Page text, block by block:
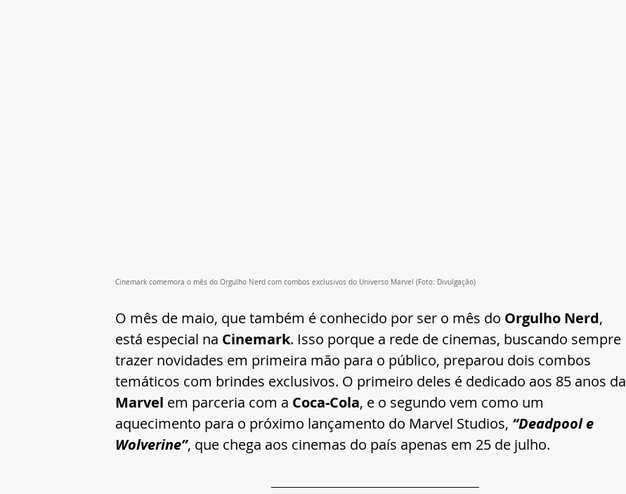
Cinemark comemora o mês do Orgulho Nerd com combos exclusivos do Universo Marvel (Foto: Divulgação)
O mês de maio, que também é conhecido por ser o mês do Orgulho Nerd,
está especial na Cinemark. Isso porque a rede de cinemas, buscando sempre
trazer novidades em primeira mão para o público, preparou dois combos
temáticos com brindes exclusivos. O primeiro deles é dedicado aos 85 anos da
Marvel em parceria com a Coca-Cola, e o segundo vem como um
aquecimento para o próximo lançamento do Marvel Studios, “Deadpool e
Wolverine”, que chega aos cinemas do país apenas em 25 de julho.